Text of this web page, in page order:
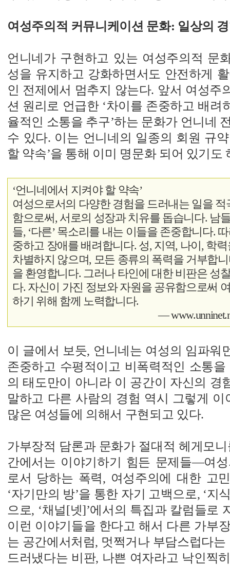
여성주의적 커뮤니케이션 문화: 일상의
언니네가 구현하고 있는 여성주의적 문
성을 유지하고 강화하면서도 안전하게
인 전제에서 멈추지 않는다. 앞서 여성주
션 원리로 언급한 ‘차이를 존중하고 배려
율적인 소통을 추구’하는 문화가 언니네
수 있다. 이는 언니네의 일종의 회원 규
할 약속’을 통해 이미 명문화 되어 있기도
‘언니네에서 지켜야 할 약속’
여성으로서의 다양한 경험을 드러내는 일을
함으로써, 서로의 성장과 치유를 돕습니다. 남
들, ‘다른’ 목소리를 내는 이들을 존중합니다.
중하고 장애를 배려합니다. 성, 지역, 나이, 학
차별하지 않으며, 모든 종류의 폭력을 거부합
을 환영합니다. 그러나 타인에 대한 비판은 성
다. 자신이 가진 정보와 자원을 공유함으로써
하기 위해 함께 노력합니다.
―
이 글에서 보듯, 언니네는 여성의 임파워
존중하고 수평적이고 비폭력적인 소통
의 태도만이 아니라 이 공간이 자신의 경
말하고 다른 사람의 경험 역시 그렇게 이
많은 여성들에 의해서 구현되고 있다.
가부장적 담론과 문화가 절대적 헤게모
간에서는 이야기하기 힘든 문제들―여
로서 당하는 폭력, 여성주의에 대한 고
‘자기만의 방’을 통한 자기 고백으로, ‘지
으로, ‘채널[넷]’에서의 특집과 칼럼들로
이런 이야기들을 한다고 해서 다른 가부
는 공간에서처럼, 멋쩍거나 부담스럽다
드러냈다는 비판, 나쁜 여자라고 낙인찍